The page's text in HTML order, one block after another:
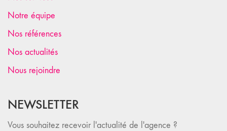
Notre équipe
Nos références
Nos actualités
Nous rejoindre
NEWSLETTER
Vous souhaitez recevoir l'actualité de l'agence ?